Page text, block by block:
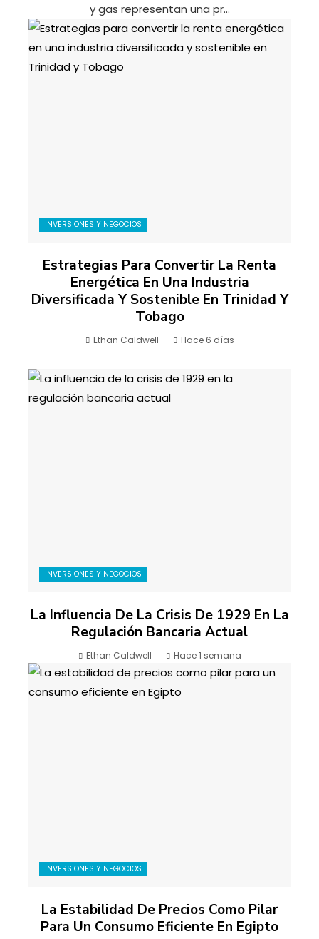
y gas representan una pr...
INVERSIONES Y NEGOCIOS
Estrategias Para Convertir La Renta
Energética En Una Industria
Diversificada Y Sostenible En Trinidad Y
Tobago
Ethan Caldwell Hace 6 días
INVERSIONES Y NEGOCIOS
La Influencia De La Crisis De 1929 En La
Regulación Bancaria Actual
Ethan Caldwell Hace 1 semana
INVERSIONES Y NEGOCIOS
La Estabilidad De Precios Como Pilar
Para Un Consumo Eficiente En Egipto